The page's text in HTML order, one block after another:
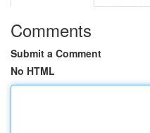
Comments
Submit a Comment
No HTML